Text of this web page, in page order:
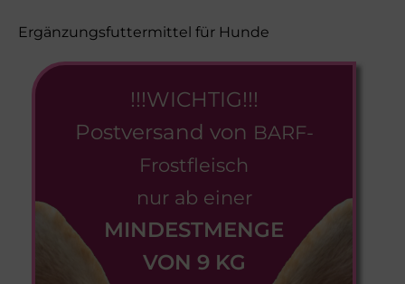
!!!WICHTIG!!!
Postversand von BARF-
Frostfleisch
nur ab einer
MINDESTMENGE
VON 9 KG
Ergänzungsfuttermittel für Hunde